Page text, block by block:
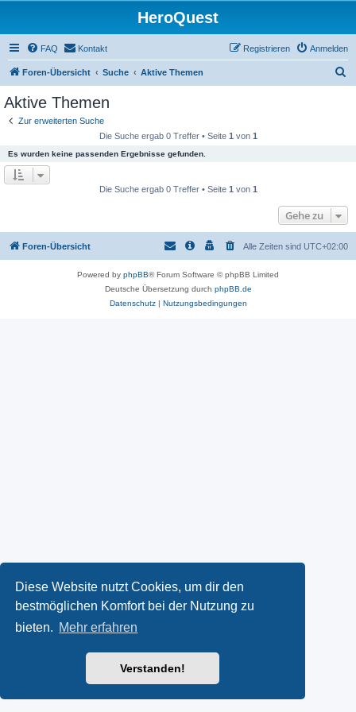
Diese Website nutzt Cookies, um dir den
bestmöglichen Komfort bei der Nutzung zu
bieten. Mehr erfahren
Verstanden!
HeroQuest
FAQ Kontakt Anmelden
Registrieren
Foren-Übersicht Suche Aktive Themen
Aktive Themen
Zur erweiterten Suche
Die Suche ergab 0 Treffer • Seite 1 von 1
Es wurden keine passenden Ergebnisse gefunden.
Die Suche ergab 0 Treffer • Seite 1 von 1
Gehe zu
Foren-Übersicht Alle Zeiten sind UTC+02:00
Powered by phpBB® Forum Software © phpBB Limited
Deutsche Übersetzung durch phpBB.de
Datenschutz| Nutzungsbedingungen